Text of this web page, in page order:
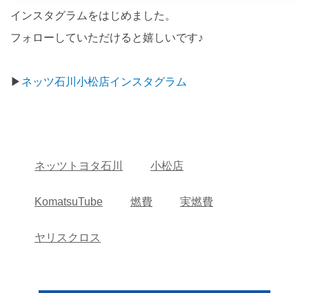
インスタグラムをはじめました。
フォローしていただけると嬉しいです♪
▶ ネッツ石川小松店インスタグラム
ネッツトヨタ石川 小松店
KomatsuTube 燃費 実燃費
ヤリスクロス